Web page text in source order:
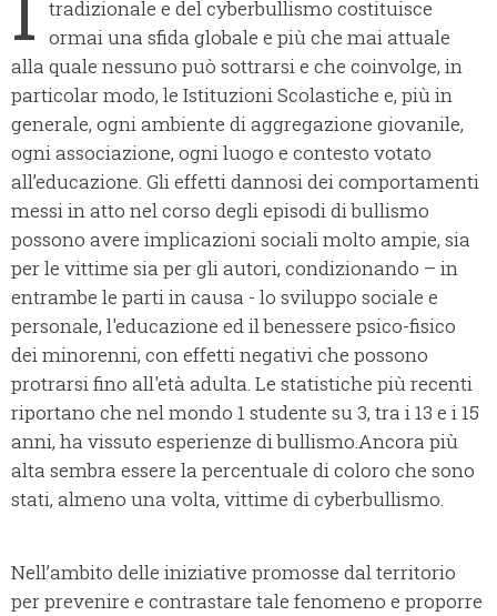
tradizionale e del cyberbullismo costituisce
ormai una sfida globale e più che mai attuale
alla quale nessuno può sottrarsi e che coinvolge, in
particolar modo, le Istituzioni Scolastiche e, più in
generale, ogni ambiente di aggregazione giovanile,
ogni associazione, ogni luogo e contesto votato
all’educazione. Gli effetti dannosi dei comportamenti
messi in atto nel corso degli episodi di bullismo
possono avere implicazioni sociali molto ampie, sia
per le vittime sia per gli autori, condizionando – in
entrambe le parti in causa - lo sviluppo sociale e
personale, l'educazione ed il benessere psico-fisico
dei minorenni, con effetti negativi che possono
protrarsi fino all'età adulta. Le statistiche più recenti
riportano che nel mondo 1 studente su 3, tra i 13 e i 15
anni, ha vissuto esperienze di bullismo.Ancora più
alta sembra essere la percentuale di coloro che sono
stati, almeno una volta, vittime di cyberbullismo.
Nell’ambito delle iniziative promosse dal territorio
per prevenire e contrastare tale fenomeno e proporre